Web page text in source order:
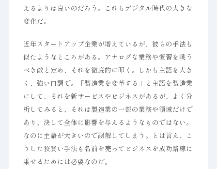
えるよりは良いのだろう。これもデジタル時代の大きな
変化だ。
近年スタートアップ企業が増えているが、彼らの手法も
似たようなところがある。アナログな業務や慣習を戦う
べき敵と定め、それを徹底的に叩く。しかも主語を大き
く、強い口調で。「製造業を変革する」と主語を製造業
にして、それを新サービスやビジネスがあるが、よく分
析してみると、それは製造業の一部の業務や領域だけで
あり、決して全体に影響を与えるようなものではない。
なのに主語が大きいので誤解してしまう。とは言え、こ
うした狡賢い手法も名前を売ってビジネスを成功路線に
乗せるためには必要なのだ。